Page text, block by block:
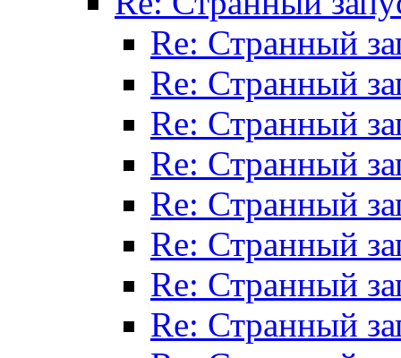
Re: Странный
Re: Странный
Re: Странный
Re: Странный
Re: Странный
Re: Странный
Re: Странный
Re: Странный